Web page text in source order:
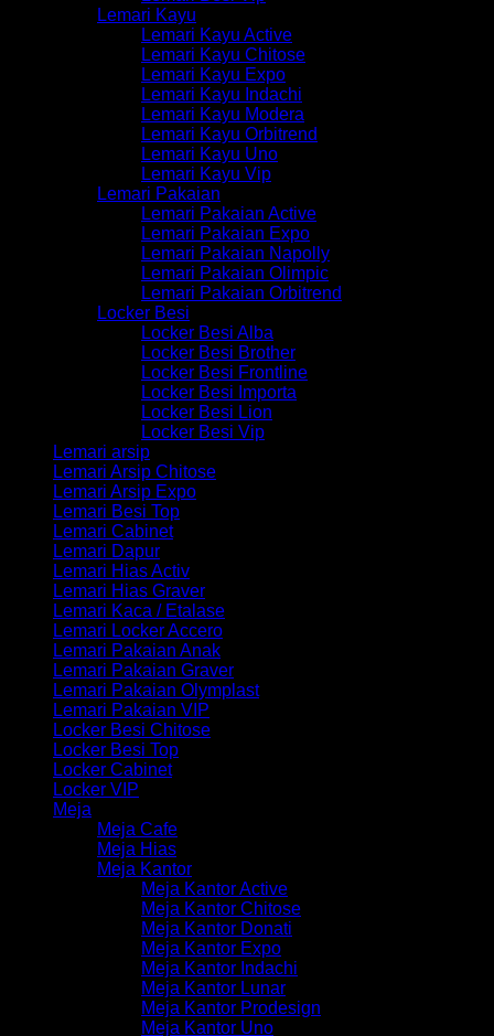
Lemari Kayu
Lemari Kayu Active
Lemari Kayu Chitose
Lemari Kayu Expo
Lemari Kayu Indachi
Lemari Kayu Modera
Lemari Kayu Orbitrend
Lemari Kayu Uno
Lemari Kayu Vip
Lemari Pakaian
Lemari Pakaian Active
Lemari Pakaian Expo
Lemari Pakaian Napolly
Lemari Pakaian Olimpic
Lemari Pakaian Orbitrend
Locker Besi
Locker Besi Alba
Locker Besi Brother
Locker Besi Frontline
Locker Besi Importa
Locker Besi Lion
Locker Besi Vip
Lemari arsip
Lemari Arsip Chitose
Lemari Arsip Expo
Lemari Besi Top
Lemari Cabinet
Lemari Dapur
Lemari Hias Activ
Lemari Hias Graver
Lemari Kaca / Etalase
Lemari Locker Accero
Lemari Pakaian Anak
Lemari Pakaian Graver
Lemari Pakaian Olymplast
Lemari Pakaian VIP
Locker Besi Chitose
Locker Besi Top
Locker Cabinet
Locker VIP
Meja
Meja Cafe
Meja Hias
Meja Kantor
Meja Kantor Active
Meja Kantor Chitose
Meja Kantor Donati
Meja Kantor Expo
Meja Kantor Indachi
Meja Kantor Lunar
Meja Kantor Prodesign
Meja Kantor Uno